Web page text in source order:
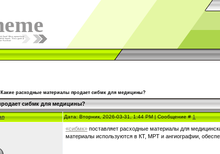
Какие расходные материалы продает сибмк для медицины?
сибмк для медицины?
Дата: Вторник, 2026-03-31, 1:44 PM | Сообщение #1
«сибмк» поставляет расходные материалы для
материалы используются в КТ, МРТ и ангиографии,